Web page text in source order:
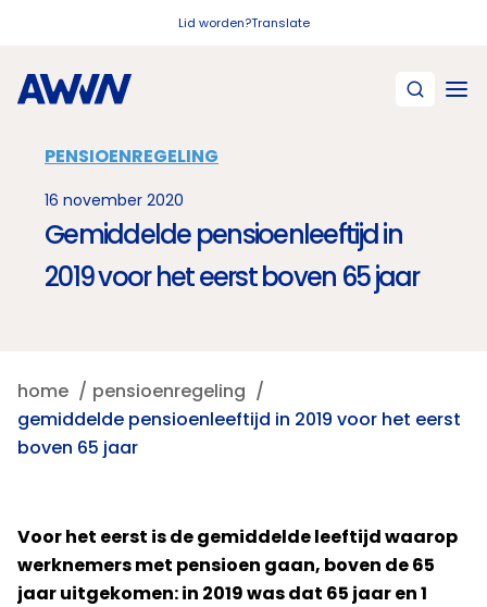
Lid worden?Translate
PENSIOENREGELING
16 november 2020
Gemiddelde pensioenleeftijd in
2019 voor het eerst boven 65 jaar
home
pensioenregeling
gemiddelde pensioenleeftijd in 2019 voor het eerst
boven 65 jaar
Voor het eerst is de gemiddelde leeftijd waarop
werknemers met pensioen gaan, boven de 65
jaar uitgekomen: in 2019 was dat 65 jaar en 1